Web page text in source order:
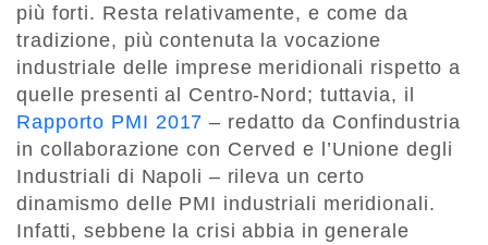
più forti. Resta relativamente, e come da
tradizione, più contenuta la vocazione
industriale delle imprese meridionali rispetto a
quelle presenti al Centro-Nord; tuttavia, il
Rapporto PMI 2017 – redatto da Confindustria
in collaborazione con Cerved e l’Unione degli
Industriali di Napoli – rileva un certo
dinamismo delle PMI industriali meridionali.
Infatti, sebbene la crisi abbia in generale